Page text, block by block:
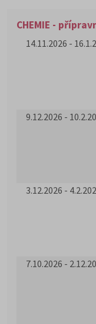
CHEMIE -
14.11.2026 -
9.12.2026 -
3.12.2026 -
7.10.2026 -